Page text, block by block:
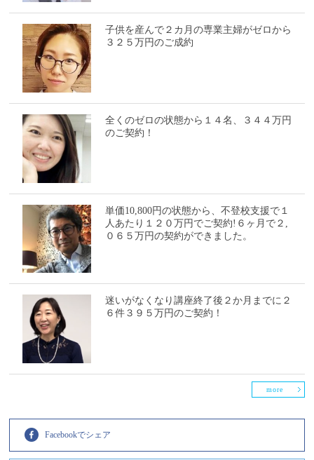
子供を産んで２カ月の専業主婦がゼロから
３２５万円のご成約
全くのゼロの状態から１４名、３４４万円
のご契約！
単価10,800円の状態から、不登校支援で１
人あたり１２０万円でご契約!６ヶ月で２,
０６５万円の契約ができました。
迷いがなくなり講座終了後２か月までに２
６件３９５万円のご契約！
more
Facebookでシェア